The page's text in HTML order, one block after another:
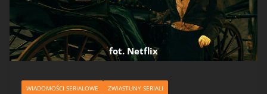
fot. Netflix
WIADOMOŚCI SERIALOWE ZWIASTUNY SERIALI